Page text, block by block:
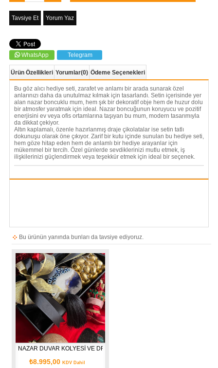
Tavsiye Et Yorum Yaz
WhatsApp Telegram
Ürün Özellikleri Yorumlar(0) Ödeme Seçenekleri
Bu göz alıcı hediye seti, zarafet ve anlamı bir arada sunarak özel
anlarınızı daha da unutulmaz kılmak için tasarlandı. Setin içerisinde yer
alan nazar boncuklu mum, hem şık bir dekoratif obje hem de huzur dolu
bir atmosfer yaratmak için ideal. Nazar boncuğunun koruyucu ve pozitif
enerjisini ev veya ofis ortamlarına taşıyan bu mum, modern tasarımıyla
da dikkat çekiyor.
Altın kaplamalı, özenle hazırlanmış draje çikolatalar ise setin tatlı
dokunuşu olarak öne çıkıyor. Zarif bir kutu içinde sunulan bu hediye seti,
hem göze hitap eden hem de anlamlı bir hediye arayanlar için
mükemmel bir tercih. Özel günlerde sevdiklerinizi mutlu etmek, iş
ilişkilerinizi güçlendirmek veya teşekkür etmek için ideal bir seçenek.
Bu ürünün yanında bunları da tavsiye ediyoruz.
NAZAR DUVAR KOLYESİ VE DRAJE SET
₺8.995,00KDV Dahil